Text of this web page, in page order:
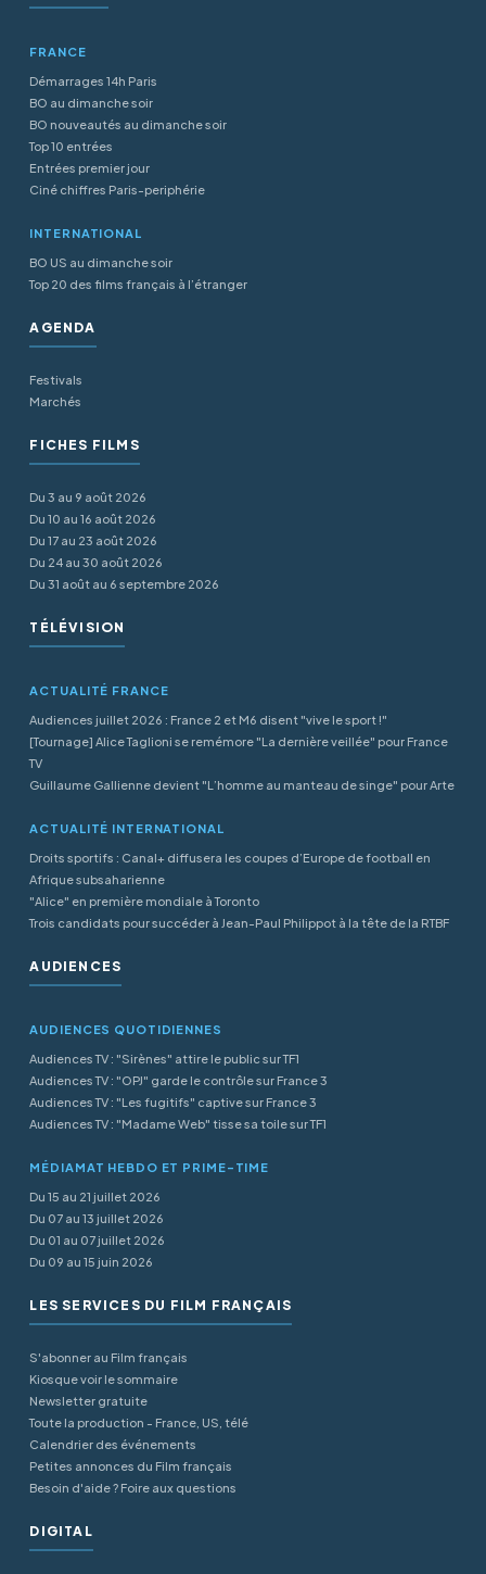
FRANCE
Démarrages 14h Paris
BO au dimanche soir
BO nouveautés au dimanche soir
Top 10 entrées
Entrées premier jour
Ciné chiffres Paris-periphérie
INTERNATIONAL
BO US au dimanche soir
Top 20 des films français à l’étranger
AGENDA
Festivals
Marchés
FICHES FILMS
Du 3 au 9 août 2026
Du 10 au 16 août 2026
Du 17 au 23 août 2026
Du 24 au 30 août 2026
Du 31 août au 6 septembre 2026
TÉLÉVISION
ACTUALITÉ FRANCE
Audiences juillet 2026 : France 2 et M6 disent "vive le sport !"
[Tournage] Alice Taglioni se remémore "La dernière veillée" pour France
TV
Guillaume Gallienne devient "L’homme au manteau de singe" pour Arte
ACTUALITÉ INTERNATIONAL
Droits sportifs : Canal+ diffusera les coupes d’Europe de football en
Afrique subsaharienne
"Alice" en première mondiale à Toronto
Trois candidats pour succéder à Jean-Paul Philippot à la tête de la RTBF
AUDIENCES
AUDIENCES QUOTIDIENNES
Audiences TV : "Sirènes" attire le public sur TF1
Audiences TV : "OPJ" garde le contrôle sur France 3
Audiences TV : "Les fugitifs" captive sur France 3
Audiences TV : "Madame Web" tisse sa toile sur TF1
MÉDIAMAT HEBDO ET PRIME-TIME
Du 15 au 21 juillet 2026
Du 07 au 13 juillet 2026
Du 01 au 07 juillet 2026
Du 09 au 15 juin 2026
LES SERVICES DU FILM FRANÇAIS
S'abonner au Film français
Kiosque voir le sommaire
Newsletter gratuite
Toute la production - France, US, télé
Calendrier des événements
Petites annonces du Film français
Besoin d'aide ? Foire aux questions
DIGITAL